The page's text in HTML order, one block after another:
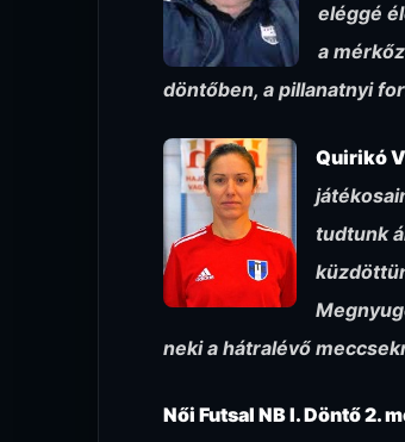
eléggé
a
döntőben, a pillanatnyi
Quirikó
tudtunk
neki a hátralévő
Női Futsal NB I. Döntő 2.